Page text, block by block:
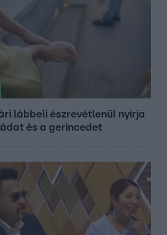
lábbeli észrevétlenül nyírja
és a gerincedet